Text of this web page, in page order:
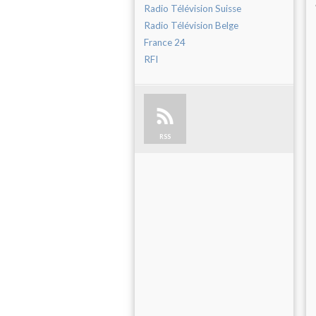
Radio Télévision Suisse
Radio Télévision Belge
France 24
RFI
RSS